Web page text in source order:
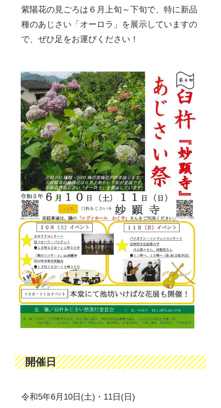
紫陽花の見ごろは６月上旬～下旬で、特に新品
種のあじさい「オーロラ」を展示していますの
で、ぜひ足をお運びください！
開催日
令和5年6月10日(土)・11日(日)